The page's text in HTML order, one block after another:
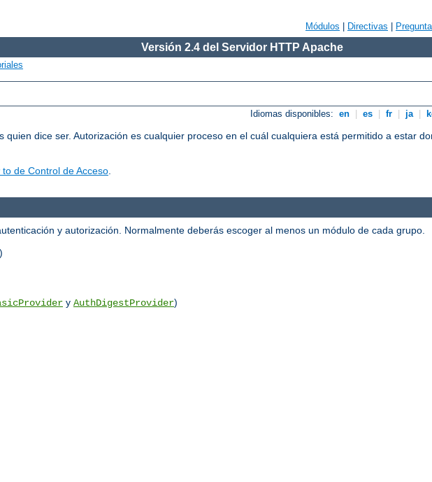
Módulos Directivas
Versión 2.4 del Servidor HTTP Apache
Idiomas disponibles: en es fr ja
dice ser. Autorización es cualquier proceso en el cuál cualquiera está permitido a estar
to de Control de Acceso.
y autorización. Normalmente deberás escoger al menos un módulo de cada grupo.
)
y AuthDigestProvider)